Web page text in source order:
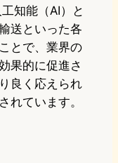
知能（AI）と
送といった各
とで、業界の
果的に促進さ
良く応えられ
れています。